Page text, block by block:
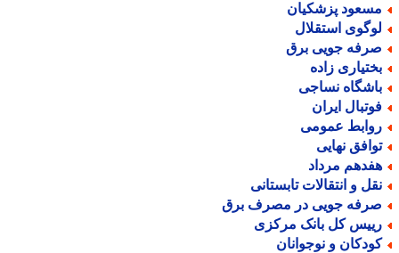
پزشکیان
استقلال
جویی برق
زاده
نساجی
ایران
عمومی
نهایی
مرداد
و انتقالات تابستانی
جویی در مصرف برق
کل بانک مرکزی
و نوجوانان